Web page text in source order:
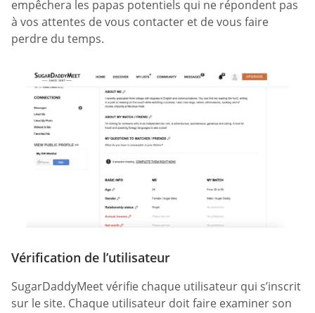
empêchera les papas potentiels qui ne répondent pas
à vos attentes de vous contacter et de vous faire
perdre du temps.
Vérification de l’utilisateur
SugarDaddyMeet vérifie chaque utilisateur qui s’inscrit
sur le site. Chaque utilisateur doit faire examiner son